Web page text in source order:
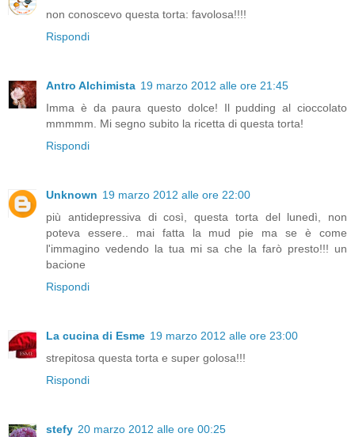
non conoscevo questa torta: favolosa!!!!
Rispondi
Antro Alchimista 19 marzo 2012 alle ore 21:45
Imma è da paura questo dolce! Il pudding al cioccolato
mmmmm. Mi segno subito la ricetta di questa torta!
Rispondi
Unknown 19 marzo 2012 alle ore 22:00
più antidepressiva di così, questa torta del lunedì, non
poteva essere.. mai fatta la mud pie ma se è come
l'immagino vedendo la tua mi sa che la farò presto!!! un
bacione
Rispondi
La cucina di Esme 19 marzo 2012 alle ore 23:00
strepitosa questa torta e super golosa!!!
Rispondi
stefy 20 marzo 2012 alle ore 00:25